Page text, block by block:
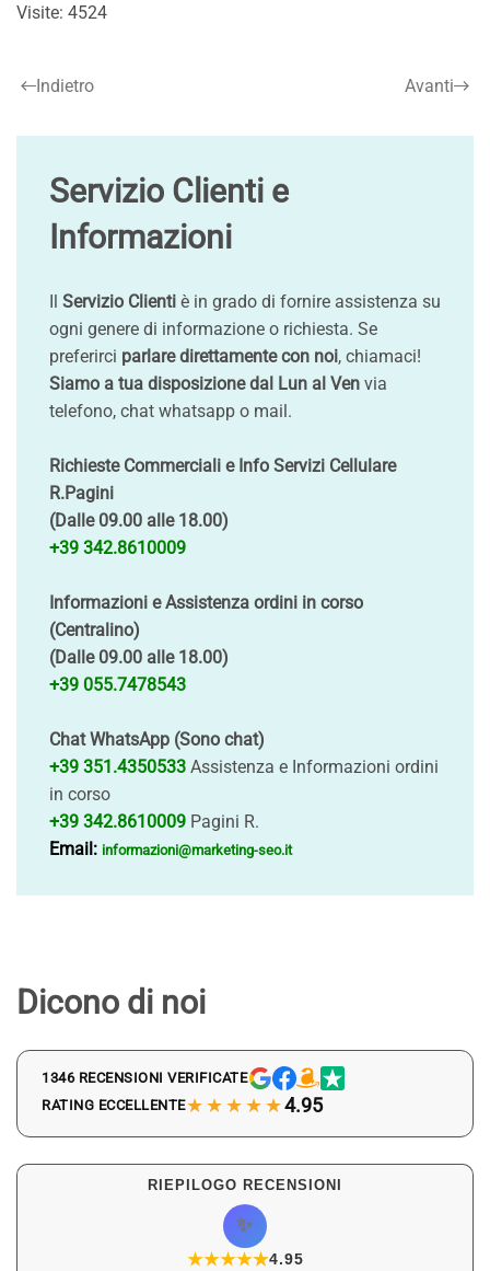
Visite: 4524
Indietro Avanti
Servizio Clienti e
Informazioni
Il Servizio Clienti è in grado di fornire assistenza su
ogni genere di informazione o richiesta. Se
preferirci parlare direttamente con noi, chiamaci!
Siamo a tua disposizione dal Lun al Ven via
telefono, chat whatsapp o mail.
Richieste Commerciali e Info Servizi Cellulare
R.Pagini
(Dalle 09.00 alle 18.00)
+39 342.8610009
Informazioni e Assistenza ordini in corso
(Centralino)
(Dalle 09.00 alle 18.00)
+39 055.7478543
Chat WhatsApp (Sono chat)
+39 351.4350533 Assistenza e Informazioni ordini
in corso
+39 342.8610009 Pagini R.
Email: informazioni@marketing-seo.it
Dicono di noi
1346 RECENSIONI VERIFICATE
RATING ECCELLENTE★★★★★4.95
RIEPILOGO RECENSIONI
✨
★★★★★
★4.95